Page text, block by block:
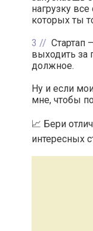
нагрузку
которых ты
3
Cтартап
выходить за
должное.
Ну и если
мне, чтобы
📈 Бери
интересных